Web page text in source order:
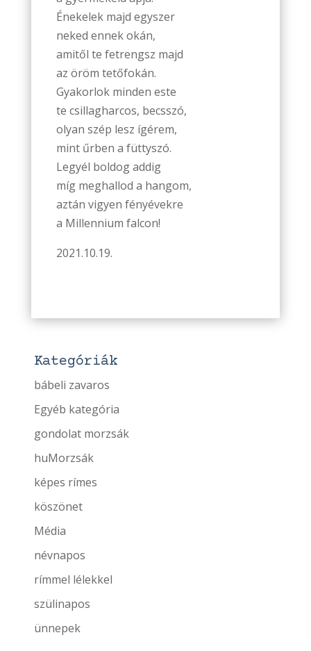
Énekelek majd egyszer
neked ennek okán,
amitől te fetrengsz majd
az öröm tetőfokán.
Gyakorlok minden este
te csillagharcos, becsszó,
olyan szép lesz ígérem,
mint űrben a füttyszó.
Legyél boldog addig
míg meghallod a hangom,
aztán vigyen fényévekre
a Millennium falcon!
2021.10.19.
Kategóriák
bábeli zavaros
Egyéb kategória
gondolat morzsák
huMorzsák
képes rímes
köszönet
Média
névnapos
rímmel lélekkel
szülinapos
ünnepek